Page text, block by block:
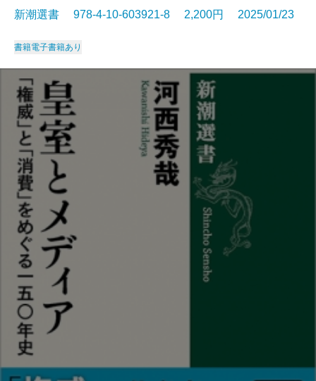
新潮選書 978-4-10-603921-8 2,200円 2025/01/23
書籍電子書籍あり